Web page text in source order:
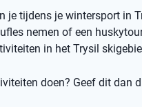
je tijdens je wintersport in
nemen of een
in het Trysil
doen? Geef dit